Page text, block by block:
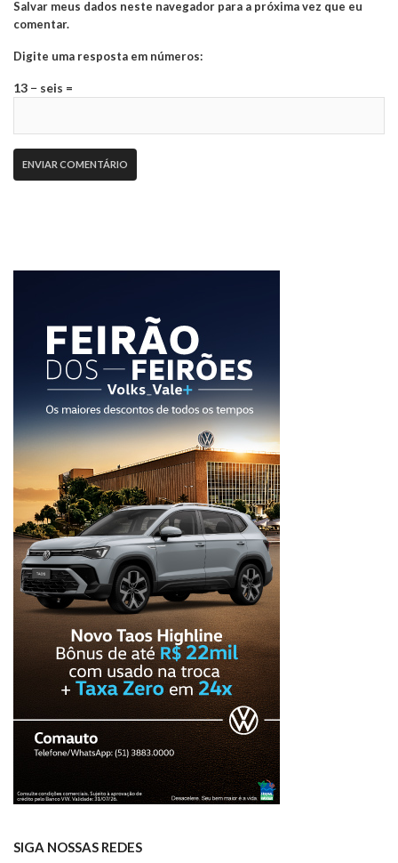
Salvar meus dados neste navegador para a próxima vez que eu
comentar.
Digite uma resposta em números:
13 − seis =
SIGA NOSSAS REDES